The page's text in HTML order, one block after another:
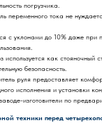
погрузчика.
переменного тока не
с уклонами до 10% даже при
используется как стояночный
безопасность.
руля предоставляет
исполнения и установки
изготовители по
техники перед